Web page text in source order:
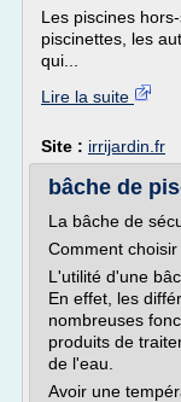
Les piscines
piscinettes, les
qui...
Lire la suite
Site : irrijardin.fr
bâche de
La bâche de
Comment
L'utilité d'une
En effet, les
nombreuses
produits de
de l'eau.
Avoir une